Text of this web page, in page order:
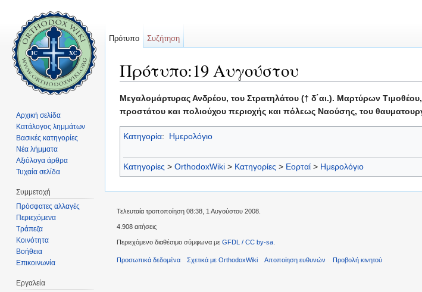
Πρότυπο:19 Αυγούστου
Μεγαλομάρτυρας Ανδρέου, του Στρατηλάτου († δ΄αι.). Μαρτύρων
προστάτου και πολιούχου περιοχής και πόλεως Ναούσης, του
Κατηγορία: Ημερολόγιο
Κατηγορίες > OrthodoxWiki > Κατηγορίες > Εορταί > Ημερολόγιο
Πρότυπο Συζήτηση
Αρχική σελίδα
Κατάλογος λημμάτων
Βασικές κατηγορίες
Νέα λήμματα
Αξιόλογα άρθρα
Τυχαία σελίδα
Συμμετοχή
Πρόσφατες αλλαγές
Περιεχόμενα
Τράπεζα
Κοινότητα
Βοήθεια
Επικοινωνία
Εργαλεία
Τελευταία τροποποίηση 08:38, 1 Αυγούστου 2008.
4.908 αιτήσεις
Περιεχόμενο διαθέσιμο σύμφωνα με GFDL / CC by-sa
Προσωπικά δεδομένα Σχετικά με OrthodoxWiki Αποποίηση ευθυνών Προβολή κινητού